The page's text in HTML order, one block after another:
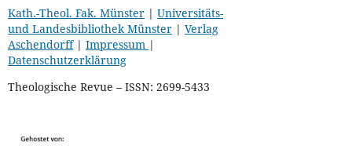
Kath.-Theol. Fak. Münster| Universitäts-
und Landesbibliothek Münster| Verlag
Aschendorff| Impressum |
Datenschutzerklärung
Theologische Revue – ISSN: 2699-5433